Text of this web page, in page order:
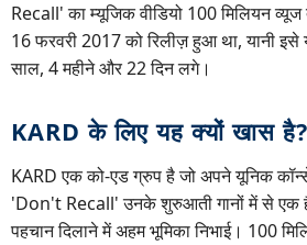
Recall' का म्यूजिक वीडियो 100 मिलियन
16 फरवरी 2017 को रिलीज़ हुआ था, यानी
साल, 4 महीने और 22 दिन लगे।
KARD के लिए यह क्यों खास है?
KARD एक को-एड ग्रुप है जो अपने यूनिक
'Don't Recall' उनके शुरुआती गानों में से एक
पहचान दिलाने में अहम भूमिका निभाई। 100